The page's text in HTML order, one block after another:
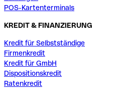
POS-Kartenterminals
KREDIT & FINANZIERUNG
Kredit für Selbstständige
Firmenkredit
Kredit für GmbH
Dispositionskredit
Ratenkredit